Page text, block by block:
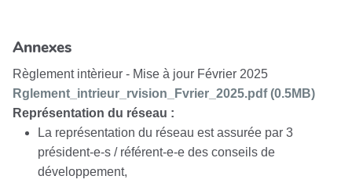
Annexes
Règlement intèrieur - Mise à jour Février 2025
Rglement_intrieur_rvision_Fvrier_2025.pdf (0.5MB)
Représentation du réseau :
La représentation du réseau est assurée par 3
président-e-s / référent-e-e des conseils de
développement,